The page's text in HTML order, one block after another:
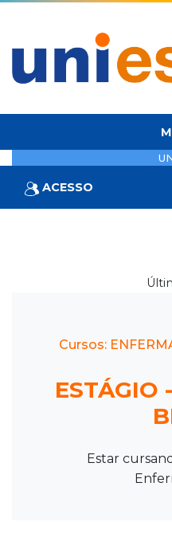
ACESSO
Cursos:
ESTÁGIO
Estar